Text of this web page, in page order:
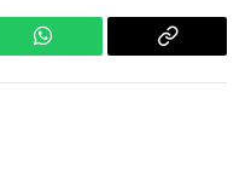
WhatsApp
Copy